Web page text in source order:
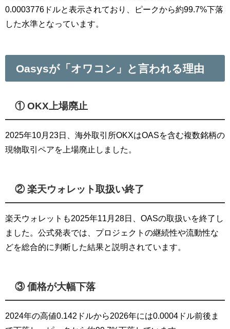
0.0003776ドルと表示されており、ピークから約99.7%下落
した水準となっています。
Oasysが「オワコン」と言われる理由
① OKX上場廃止
2025年10月23日、海外取引所OKXはOASを含む複数銘柄の
現物取引ペアを上場廃止しました。
② 楽天ウォレット取扱い終了
楽天ウォレットも2025年11月28日、OASの取扱いを終了し
ました。公式発表では、プロジェクトの継続性や流動性な
どを総合的に判断した結果と説明されています。
③ 価格が大幅下落
2024年の高値0.142ドルから2026年には0.0004ドル前後ま